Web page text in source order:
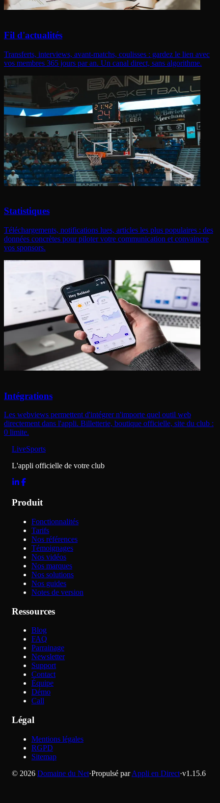
Fil d'actualités
Transferts, interviews, avant-matchs, coulisses : gardez le lien avec
vos membres 365 jours par an. Un canal direct, sans algorithme.
Statistiques
Téléchargements, notifications lues, articles les plus populaires : des
données concrètes pour piloter votre communication et convaincre
vos sponsors.
Intégrations
Les webviews permettent d'intégrer n'importe quel outil web
directement dans l'appli. Billetterie, boutique officielle, site du club :
0 limite.
LiveSports
L'appli officielle de votre club
Produit
Fonctionnalités
Tarifs
Nos références
Témoignages
Nos vidéos
Nos marques
Nos solutions
Nos guides
Notes de version
Ressources
Blog
FAQ
Parrainage
Newsletter
Support
Contact
Équipe
Démo
Call
Légal
Mentions légales
RGPD
Sitemap
© 2026 Domaine du Net·Propulsé par Appli en Direct·v1.15.6